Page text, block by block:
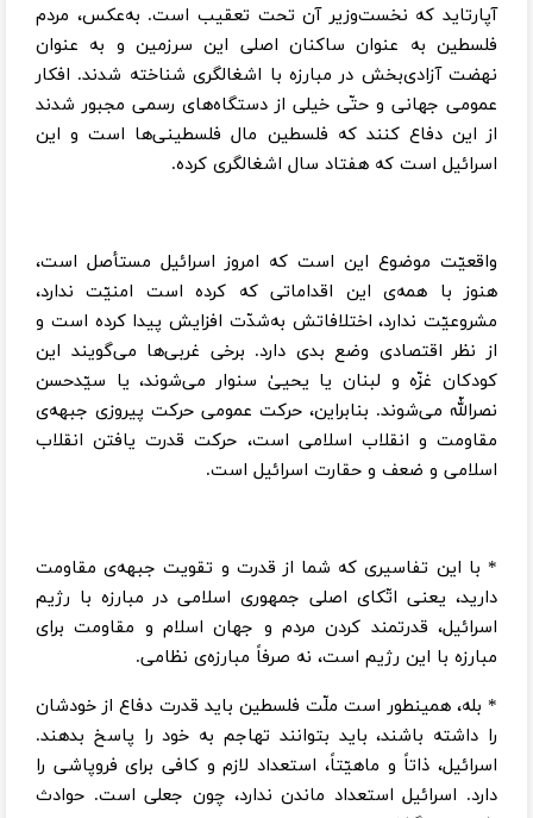
آپارتاید که نخست‌وزیر آن تحت تعقیب است. به‌عکس، مردم
فلسطین به عنوان ساکنان اصلی این سرزمین و به عنوان
نهضت آزادی‌بخش در مبارزه با اشغالگری شناخته شدند. افکار
عمومی جهانی و حتّی خیلی از دستگاه‌های رسمی مجبور شدند
از این دفاع کنند که فلسطین مال فلسطینی‌ها است و این
اسرائیل است که هفتاد سال اشغالگری کرده.
واقعیّت موضوع این است که امروز اسرائیل مستأصل است،
هنوز با همه‌ی این اقداماتی که کرده است امنیّت ندارد،
مشروعیّت ندارد، اختلافاتش به‌شدّت افزایش پیدا کرده است و
از نظر اقتصادی وضع بدی دارد. برخی غربی‌ها می‌گویند این
کودکان غزّه و لبنان یا یحییٰ سنوار می‌شوند، یا سیّدحسن
نصراللّه می‌شوند. بنابراین، حرکت عمومی حرکت پیروزی جبهه‌ی
مقاومت و انقلاب اسلامی است، حرکت قدرت یافتن انقلاب
اسلامی و ضعف و حقارت اسرائیل است.
* با این تفاسیری که شما از قدرت و تقویت جبهه‌ی مقاومت
دارید، یعنی اتّکای اصلی جمهوری اسلامی در مبارزه با رژیم
اسرائیل، قدرتمند کردن مردم و جهان اسلام و مقاومت برای
مبارزه با این رژیم است، نه صرفاً مبارزه‌ی نظامی.
* بله، همینطور است ملّت فلسطین باید قدرت دفاع از خودشان
را داشته باشند، باید بتوانند تهاجم به خود را پاسخ بدهند.
اسرائیل، ذاتاً و ماهیّتاً، استعداد لازم و کافی برای فروپاشی را
دارد. اسرائیل استعداد ماندن ندارد، چون جعلی است. حوادث